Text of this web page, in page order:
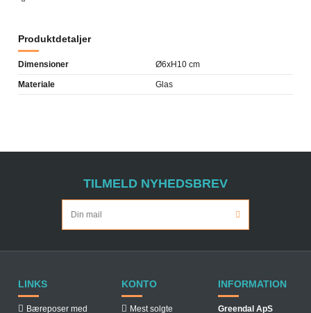
Produktdetaljer
Dimensioner Ø6xH10 cm
Materiale Glas
TILMELD NYHEDSBREV
LINKS
Bæreposer med
KONTO
Mest solgte
INFORMATION
Greendal ApS